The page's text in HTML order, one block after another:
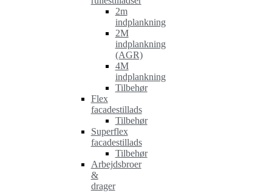
2m
indplankning
2M
indplankning
(AGR)
4M
indplankning
Tilbehør
Flex
facadestillads
Tilbehør
Superflex
facadestillads
Tilbehør
Arbejdsbroer
&
drager